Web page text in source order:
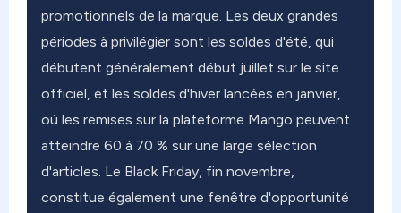
promotionnels de la marque. Les deux grandes
périodes à privilégier sont les soldes d'été, qui
débutent généralement début juillet sur le site
officiel, et les soldes d'hiver lancées en janvier,
où les remises sur la plateforme Mango peuvent
atteindre 60 à 70 % sur une large sélection
d'articles. Le Black Friday, fin novembre,
constitue également une fenêtre d'opportunité